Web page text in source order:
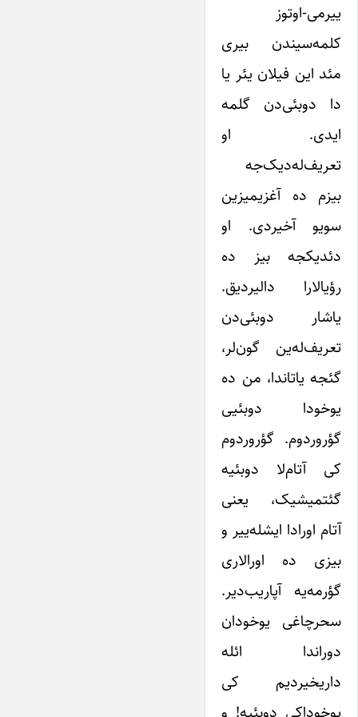
ییرمی-اوتوز
کلمه‌سیندن بیری
مئد این فیلان یئر یا
دا دوبئی‌دن گلمه
ایدی. او
تعریف‌له‌دیک‌جه
بیزم ده آغزیمیزین
سویو آخیردی. او
دئدیکجه بیز ده
رؤیالارا دالیردیق.
یاشار دو‌بئی‌دن
تعریف‌له‌ین گون‌لر،
گئجه یاتاندا، من ده
یوخودا دوبئیی
گؤروردوم. گؤروردوم
کی آتام‌لا دوبئیه
گئتمیشیک، یعنی
آتام اورادا ایشله‌ییر و
بیزی ده اورالاری
گؤرمه‌یه آپاریب‌دیر.
سحرچاغی یوخودان
دوراندا ائله
داریخیردیم کی
یوخوداکی دوبئیه! و